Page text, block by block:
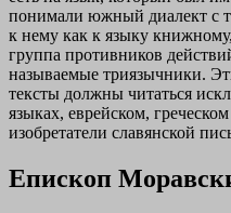
понимали южный диалект с
к нему как к языку
группа противников
называемые триязычники.
тексты должны читаться
языках, еврейском,
изобретатели славянской
Епископ